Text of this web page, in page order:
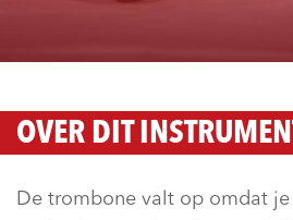
OVER DIT
De trombone valt op omdat